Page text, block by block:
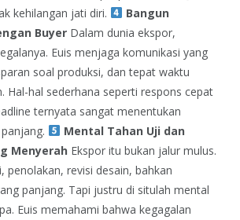
kehilangan jati diri.
Bangun
Buyer Dalam dunia ekspor,
Euis menjaga komunikasi yang
soal produksi, dan tepat waktu
Hal-hal sederhana seperti respons cepat
ternyata sangat menentukan
Mental Tahan Uji dan
Menyerah Ekspor itu bukan jalur mulus.
penolakan, revisi desain, bahkan
panjang. Tapi justru di situlah mental
Euis memahami bahwa kegagalan